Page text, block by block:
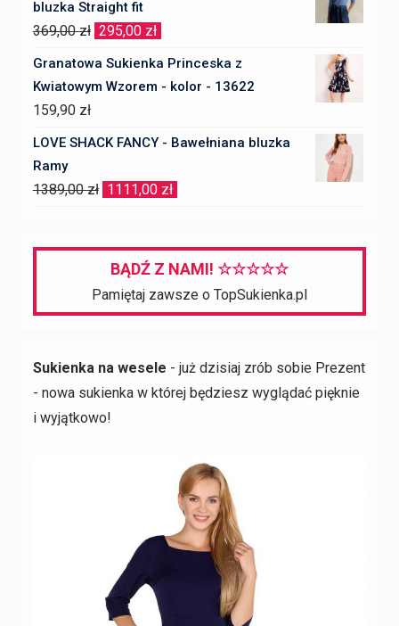
bluzka Straight fit
369,00zł Pierwotna
cena
wynosiła:
295,00 zł
cena
wynosi:
Granatowa Sukienka Princeska z
Kwiatowym Wzorem - kolor - 13622
159,90 zł
LOVE SHACK FANCY - Bawełniana bluzka
Ramy
1389,00zł Pierwotna
1389,00 zł.
1111,00 zł
1111,00 zł.
BĄDŹ Z NAMI! ☆☆☆☆☆
Pamiętaj zawsze o TopSukienka.pl
Sukienka na wesele - już dzisiaj zrób sobie Prezent
- nowa sukienka w której będziesz wyglądać pięknie
i wyjątkowo!